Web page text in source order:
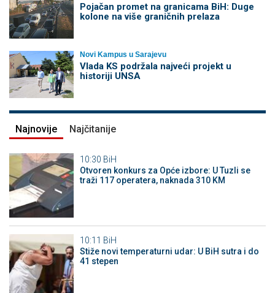
Pojačan promet na granicama BiH: Duge
kolone na više graničnih prelaza
Novi Kampus u Sarajevu
Vlada KS podržala najveći projekt u
historiji UNSA
Najnovije Najčitanije
10:30 BiH
Otvoren konkurs za Opće izbore: U Tuzli se
traži 117 operatera, naknada 310 KM
10:11 BiH
Stiže novi temperaturni udar: U BiH sutra i do
41 stepen